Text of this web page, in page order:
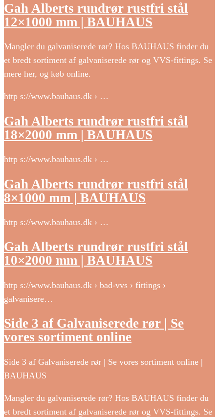
Gah Alberts rundrør rustfri stål
12×1000 mm | BAUHAUS
Mangler du galvaniserede rør? Hos BAUHAUS finder du
et bredt sortiment af galvaniserede rør og VVS-fittings. Se
mere her, og køb online.
http s://www.bauhaus.dk › …
Gah Alberts rundrør rustfri stål
18×2000 mm | BAUHAUS
http s://www.bauhaus.dk › …
Gah Alberts rundrør rustfri stål
8×1000 mm | BAUHAUS
http s://www.bauhaus.dk › …
Gah Alberts rundrør rustfri stål
10×2000 mm | BAUHAUS
http s://www.bauhaus.dk › bad-vvs › fittings ›
galvanisere…
Side 3 af Galvaniserede rør | Se
vores sortiment online
Side 3 af Galvaniserede rør | Se vores sortiment online |
BAUHAUS
Mangler du galvaniserede rør? Hos BAUHAUS finder du
et bredt sortiment af galvaniserede rør og VVS-fittings. Se